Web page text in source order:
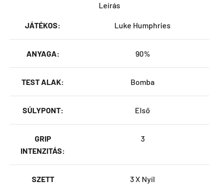
Leírás
JÁTÉKOS: Luke Humphries
ANYAGA: 90%
TEST ALAK: Bomba
SÚLYPONT: Első
GRIP
INTENZITÁS:
3
SZETT
3 X Nyíl